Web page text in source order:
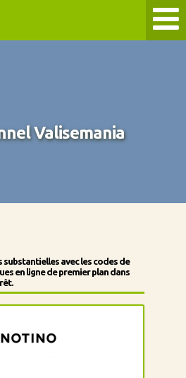
Valisemania
substantielles avec les codes de
en ligne de premier plan dans